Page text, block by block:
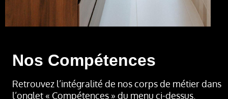
Nos Compétences
Retrouvez l’intégralité de nos corps de métier dans
l’onglet « Compétences » du menu ci-dessus.